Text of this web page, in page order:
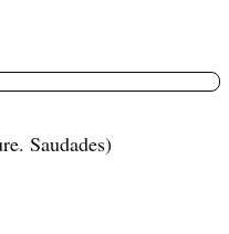
Saudades)